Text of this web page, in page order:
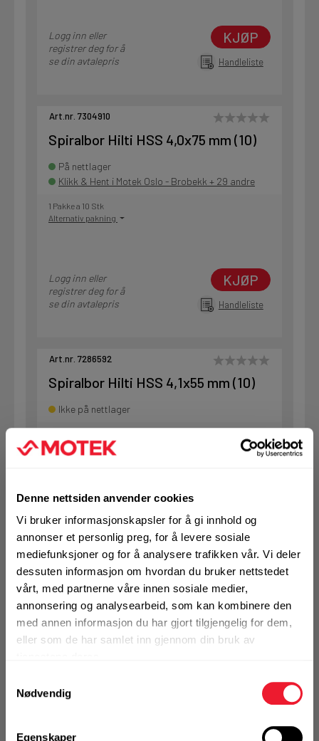
Denne nettsiden anvender cookies
Vi bruker informasjonskapsler for å gi innhold og
annonser et personlig preg, for å levere sosiale
mediefunksjoner og for å analysere trafikken vår. Vi deler
dessuten informasjon om hvordan du bruker nettstedet
vårt, med partnerne våre innen sosiale medier,
annonsering og analysearbeid, som kan kombinere den
med annen informasjon du har gjort tilgjengelig for dem,
eller som de har samlet inn gjennom din bruk av
Nødvendig
Egenskaper
Logg inn eller
registrer deg for å
se din avtalepris
KJØP
Handleliste
Art.nr. 7304910
Spiralbor Hilti HSS 4,0x75 mm (10)
På nettlager
Klikk & Hent i Motek Oslo - Brobekk + 29 andre
1 Pakke a 10 Stk
Alternativ pakning
Logg inn eller
registrer deg for å
se din avtalepris
KJØP
Handleliste
Art.nr. 7286592
Spiralbor Hilti HSS 4,1x55 mm (10)
Ikke på nettlager
Alternativ pakning
Logg inn eller
registrer deg for å
se din avtalepris
Handleliste
Art.nr. 7304911
Spiralbor Hilti HSS 4,1x75 mm (10)
Ikke på nettlager
Logg inn eller